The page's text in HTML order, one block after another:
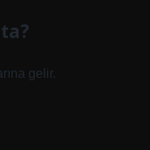
gelir.